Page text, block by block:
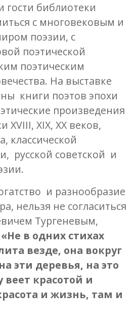
библиотеки
с многовековым и
поэзии, с
поэтической
поэтическим
На выставке
книги поэтов эпохи
произведения
XVIII, XIX, XX веков,
классической
русской советской и
и разнообразие
нельзя не согласиться
Тургеневым,
«Не в одних стихах
везде, она вокруг
эти деревья, на это
веет красотой и
и жизнь, там и